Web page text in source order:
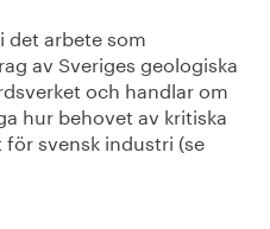
det arbete som
av Sveriges geologiska
och handlar om
hur behovet av kritiska
svensk industri (se